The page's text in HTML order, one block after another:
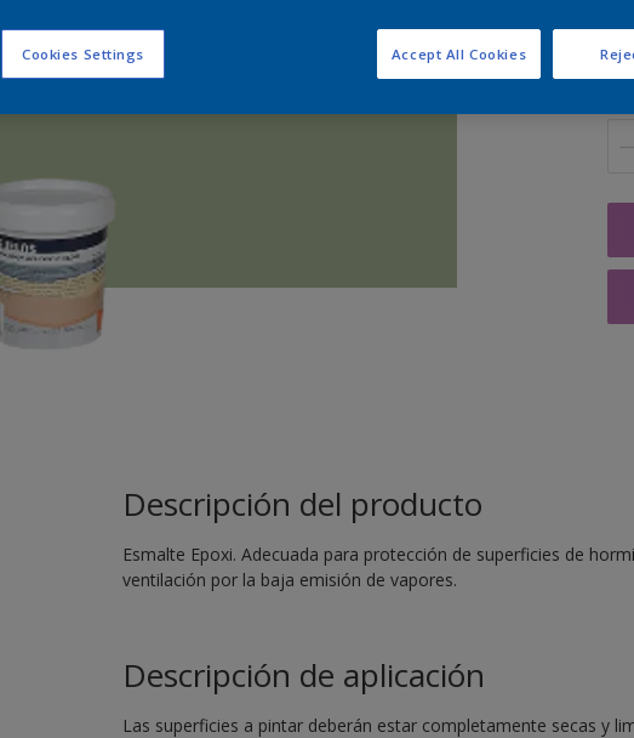
Descripción del producto
Esmalte Epoxi. Adecuada para protección de superficies de
ventilación por la baja emisión de vapores.
Descripción de aplicación
Las superficies a pintar deberán estar completamente secas y
Cookies Settings Accept All Cookies